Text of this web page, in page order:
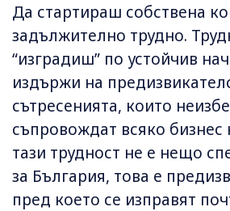
Да стартираш собствена
задължително трудно.
“изградиш” по устойчив
издържи на
сътресенията, които
съпровождат всяко
тази трудност не е нещо
за България, това е
пред което се изправят